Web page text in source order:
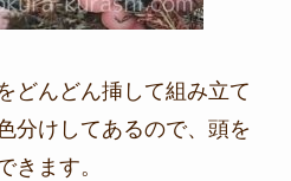
どんどん挿して組み立て
分けしてあるので、頭を
きます。